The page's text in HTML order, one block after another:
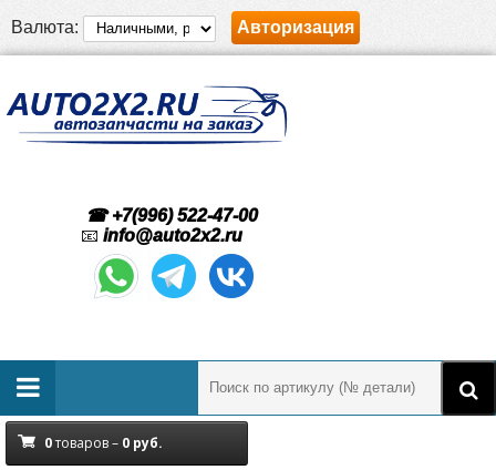
Валюта: Авторизация
☎ +7(996) 522-47-00
📧 info@auto2x2.ru
0товаров – 0 руб.